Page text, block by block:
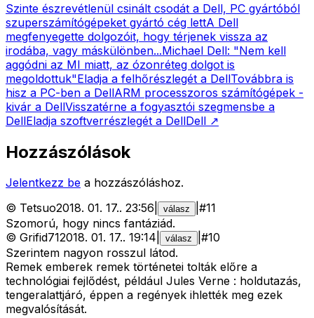
Szinte észrevétlenül csinált csodát a Dell, PC gyártóból
szuperszámítógépeket gyártó cég lettA Dell
megfenyegette dolgozóit, hogy térjenek vissza az
irodába, vagy máskülönben...Michael Dell: "Nem kell
aggódni az MI miatt, az ózonréteg dolgot is
megoldottuk"Eladja a felhőrészlegét a DellTovábbra is
hisz a PC-ben a DellARM processzoros számítógépek -
kivár a DellVisszatérne a fogyasztói szegmensbe a
DellEladja szoftverrészlegét a DellDell ↗
Hozzászólások
Jelentkezz be a hozzászóláshoz.
© Tetsuo2018. 01. 17.. 23:56 válasz #11
Szomorú, hogy nincs fantáziád.
© Grifid712018. 01. 17.. 19:14 válasz #10
Szerintem nagyon rosszul látod.
Remek emberek remek történetei tolták előre a
technológiai fejlődést, például Jules Verne : holdutazás,
tengeralattjáró, éppen a regények ihlették meg ezek
megvalósítását.